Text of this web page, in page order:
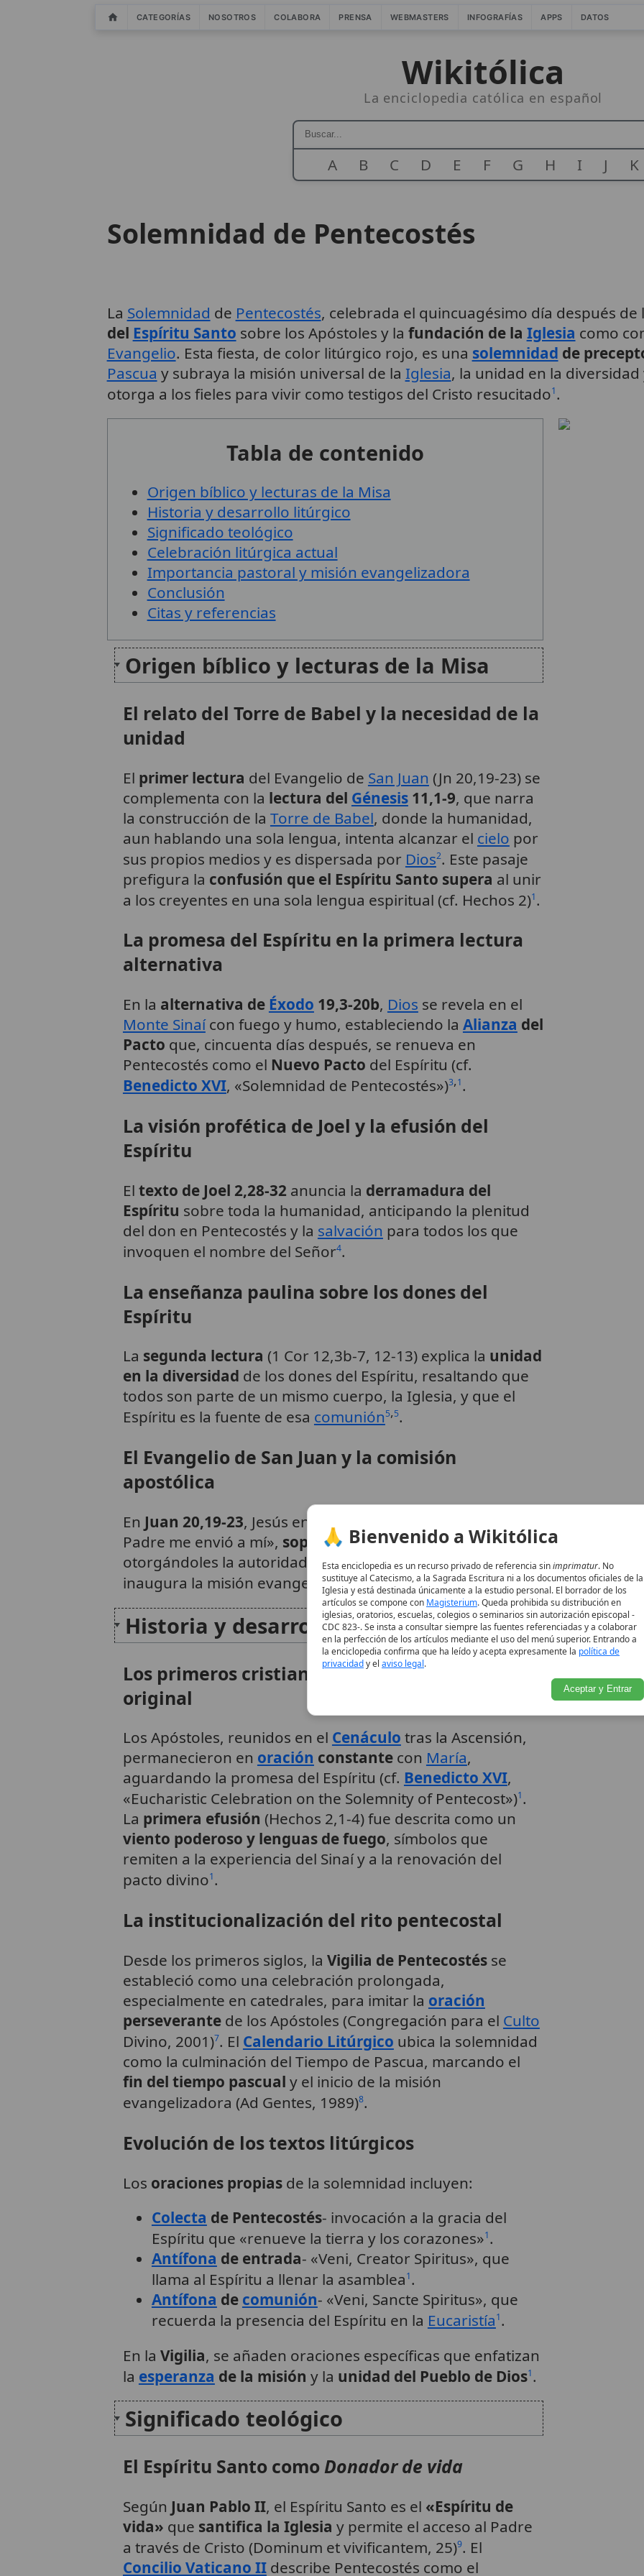
CATEGORÍAS NOSOTROS COLABORA PRENSA WEBMASTERS INFOGRAFÍAS APPS DATOS
Wikitólica
La enciclopedia católica en español
A B C D E F G H I J K
Solemnidad de Pentecostés
La Solemnidad de Pentecostés, celebrada el quincuagésimo día después de
del Espíritu Santo sobre los Apóstoles y la fundación de la Iglesia como
Evangelio. Esta fiesta, de color litúrgico rojo, es una solemnidad de
Pascua y subraya la misión universal de la Iglesia, la unidad en la diversidad
otorga a los fieles para vivir como testigos del Cristo resucitado1.
Tabla de contenido
Origen bíblico y lecturas de la Misa
Historia y desarrollo litúrgico
Significado teológico
Celebración litúrgica actual
Importancia pastoral y misión evangelizadora
Conclusión
Citas y referencias
Origen bíblico y lecturas de la Misa
El relato del Torre de Babel y la necesidad de la
unidad
El primer lectura del Evangelio de San Juan (Jn 20,19-23) se
complementa con la lectura del Génesis11,1-9, que narra
la construcción de la Torre de Babel, donde la humanidad,
aun hablando una sola lengua, intenta alcanzar el cielo por
sus propios medios y es dispersada por Dios2. Este pasaje
prefigura la confusión que el Espíritu Santo supera al unir
a los creyentes en una sola lengua espiritual (cf. Hechos 2)1.
La promesa del Espíritu en la primera lectura
alternativa
En la alternativa de Éxodo 19,3-20b, Dios se revela en el
Monte Sinaícon fuego y humo, estableciendo la Alianza del
Pacto que, cincuenta días después, se renueva en
Pentecostés como el Nuevo Pacto del Espíritu (cf.
Benedicto XVI, «Solemnidad de Pentecostés»)3,1.
La visión profética de Joel y la efusión del
Espíritu
El texto de Joel 2,28-32 anuncia la derramadura del
Espíritu sobre toda la humanidad, anticipando la plenitud
del don en Pentecostés y la salvación para todos los que
invoquen el nombre del Señor4.
La enseñanza paulina sobre los dones del
Espíritu
La segunda lectura (1 Cor 12,3b-7, 12-13) explica la unidad
en la diversidad de los dones del Espíritu, resaltando que
todos son parte de un mismo cuerpo, la Iglesia, y que el
Espíritu es la fuente de esa comunión5,5.
El Evangelio de San Juan y la comisión
apostólica
En Juan 20,19-23, Jesús envía a sus discípulos «como el
Padre me envió a mí», soplando el Espíritu Santoy
otorgándoles la autoridad de perdonar pecados, gesto que
inaugura la misión evangelizadora de la Iglesia6.
Historia y desarrollo litúrgico
Los primeros cristianos y la celebración
original
Los Apóstoles, reunidos en el Cenáculo tras la Ascensión,
permanecieron en oración constantecon María,
aguardando la promesa del Espíritu (cf. Benedicto XVI,
«Eucharistic Celebration on the Solemnity of Pentecost»)1.
La primera efusión (Hechos 2,1-4) fue descrita como un
viento poderoso y lenguas de fuego, símbolos que
remiten a la experiencia del Sinaí y a la renovación del
pacto divino1.
La institucionalización del rito pentecostal
Desde los primeros siglos, la Vigilia de Pentecostésse
estableció como una celebración prolongada,
especialmente en catedrales, para imitar la oración
perseverantede los Apóstoles (Congregación para el Culto
Divino, 2001)7. El Calendario Litúrgico ubica la solemnidad
como la culminación del Tiempo de Pascua, marcando el
fin del tiempo pascual y el inicio de la misión
evangelizadora (Ad Gentes, 1989)8.
Evolución de los textos litúrgicos
Los oraciones propiasde la solemnidad incluyen:
Colecta de Pentecostés- invocación a la gracia del
Espíritu que «renueve la tierra y los corazones»1.
Antífona de entrada- «Veni, Creator Spiritus», que
llama al Espíritu a llenar la asamblea1.
Antífona de comunión- «Veni, Sancte Spiritus», que
recuerda la presencia del Espíritu en la Eucaristía1.
En la Vigilia, se añaden oraciones específicas que enfatizan
la esperanza de la misión y la unidad del Pueblo de Dios1.
Significado teológico
El Espíritu Santo comoDonador de vida
Según Juan Pablo II, el Espíritu Santo es el «Espíritu de
vida» que santifica la Iglesia y permite el acceso al Padre
a través de Cristo (Dominum et vivificantem, 25)9. El
Concilio Vaticano IIdescribe Pentecostés como el
🙏 Bienvenido a Wikitólica
Esta enciclopedia es un recurso privado de referencia sinimprimatur. No
sustituye al Catecismo, a la Sagrada Escritura ni a los documentos oficiales de la
Iglesia y está destinada únicamente a la estudio personal. El borrador de los
artículos se compone con Magisterium. Queda prohibida su distribución en
iglesias, oratorios, escuelas, colegios o seminarios sin autorización episcopal -
CDC 823-. Se insta a consultar siempre las fuentes referenciadas y a colaborar
en la perfección de los artículos mediante el uso del menú superior. Entrando a
la enciclopedia confirma que ha leído y acepta expresamente la política de
privacidady el aviso legal.
Aceptar y Entrar